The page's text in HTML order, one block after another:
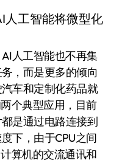
人工智能也不再集
，而是更多的倾向
车和定制化药品就
个典型应用，目前
是通过电路连接到
下，由于CPU之间
算机的交流通讯和